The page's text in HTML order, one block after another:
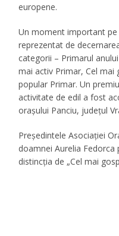
europene.
Un moment important
reprezentat de
categorii – Primarul
mai activ Primar, Cel mai
popular Primar. Un
activitate de edil a fost
orașului Panciu, județul
Președintele Asociației
doamnei Aurelia
distincția de „Cel mai